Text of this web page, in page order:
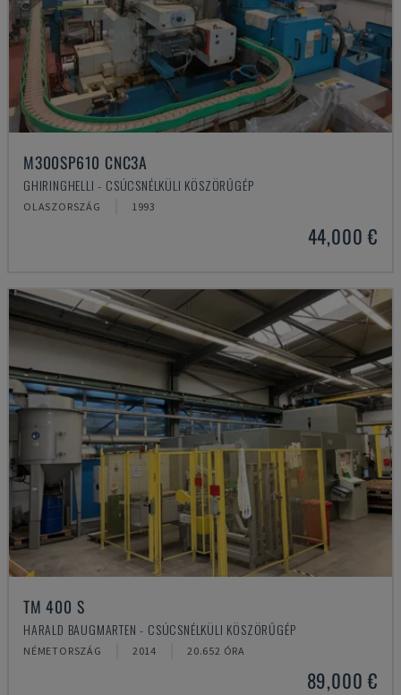
M300SP610 CNC3A
GHIRINGHELLI - CSÚCSNÉLKÜLI KÖSZÖRŰGÉP
OLASZORSZÁG 1993
44,000 €
TM 400 S
HARALD BAUGMARTEN - CSÚCSNÉLKÜLI KÖSZÖRŰGÉP
NÉMETORSZÁG 2014 20.652 ÓRA
89,000 €